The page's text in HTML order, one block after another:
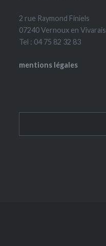
2 rue Raymond Finiels
07240 Vernoux en Vivarais
Tel : 04 75 82 32 83
mentions légales